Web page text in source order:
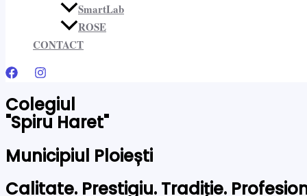
SmartLab
ROSE
CONTACT
Colegiul
"Spiru Haret"
Municipiul Ploiești
Calitate. Prestigiu. Tradiție.